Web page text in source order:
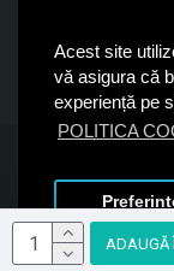
Acest site
vă asigura că
experiență pe
POLITICA
ADAUGĂ
Am citit şi sunt de
© 2019, Papir.ro,